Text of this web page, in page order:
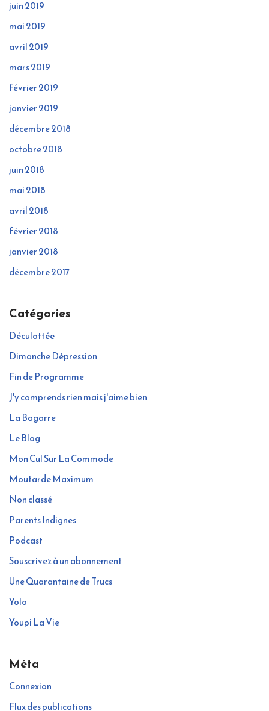
juin 2019
mai 2019
avril 2019
mars 2019
février 2019
janvier 2019
décembre 2018
octobre 2018
juin 2018
mai 2018
avril 2018
février 2018
janvier 2018
décembre 2017
Catégories
Déculottée
Dimanche Dépression
Fin de Programme
J'y comprends rien mais j'aime bien
La Bagarre
Le Blog
Mon Cul Sur La Commode
Moutarde Maximum
Non classé
Parents Indignes
Podcast
Souscrivez à un abonnement
Une Quarantaine de Trucs
Yolo
Youpi La Vie
Méta
Connexion
Flux des publications